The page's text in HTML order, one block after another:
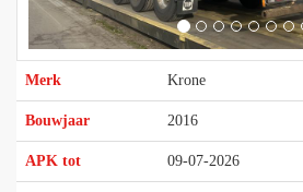
Merk Krone
Bouwjaar 2016
APK tot 09-07-2026